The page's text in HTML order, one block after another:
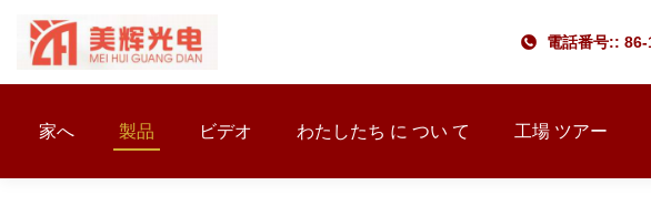
電話番号::
家へ 製品 ビデオ わたしたち に つい て 工場 ツアー